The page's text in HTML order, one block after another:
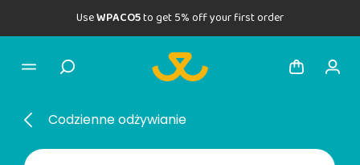
UseWPACO5to get 5% off your first order
Codzienne odżywianie